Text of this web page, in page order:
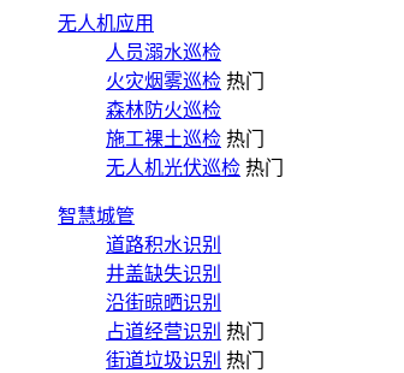
无人机应用
人员溺水巡检
火灾烟雾巡检 热门
森林防火巡检
施工裸土巡检 热门
无人机光伏巡检 热门
智慧城管
道路积水识别
井盖缺失识别
沿街晾晒识别
占道经营识别 热门
街道垃圾识别 热门